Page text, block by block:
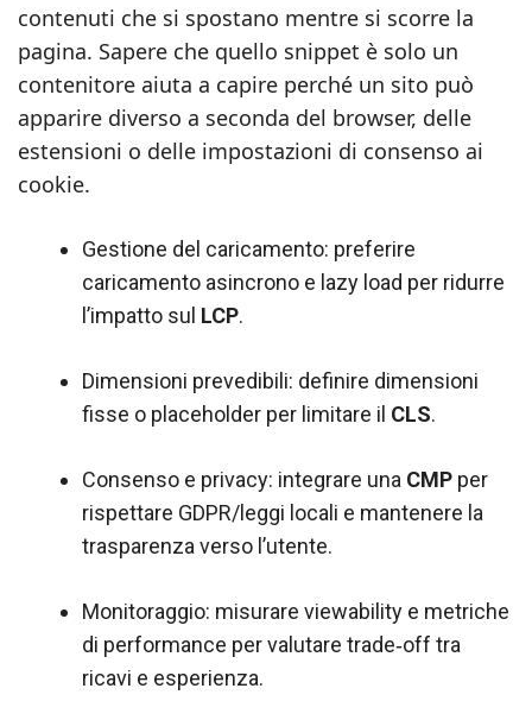
contenuti che si spostano mentre si scorre la
pagina. Sapere che quello snippet è solo un
contenitore aiuta a capire perché un sito può
apparire diverso a seconda del browser, delle
estensioni o delle impostazioni di consenso ai
cookie.
Gestione del caricamento: preferire
caricamento asincrono e lazy load per ridurre
l’impatto sul LCP.
Dimensioni prevedibili: definire dimensioni
fisse o placeholder per limitare il CLS.
Consenso e privacy: integrare una CMP per
rispettare GDPR/leggi locali e mantenere la
trasparenza verso l’utente.
Monitoraggio: misurare viewability e metriche
di performance per valutare trade‑off tra
ricavi e esperienza.